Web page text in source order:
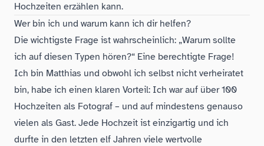
Folge dem Fotografen auf Instagram
Folge dem Fotografen auf TikTok
Videos des Fotografen auf
Hochzeiten erzählen kann.
Wer bin ich und warum kann ich dir helfen?
Die wichtigste Frage ist wahrscheinlich: „Warum sollte
ich auf diesen Typen hören?“ Eine berechtigte Frage!
Ich bin Matthias und obwohl ich selbst nicht verheiratet
bin, habe ich einen klaren Vorteil: Ich war auf über 100
Hochzeiten als Fotograf – und auf mindestens genauso
vielen als Gast. Jede Hochzeit ist einzigartig und ich
durfte in den letzten elf Jahren viele wertvolle